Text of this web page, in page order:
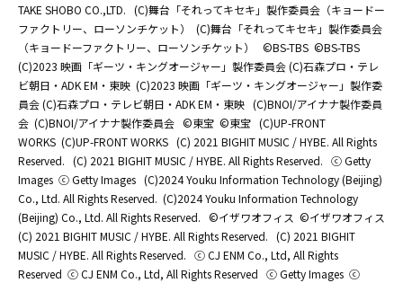
TAKE SHOBO CO.,LTD. (C)舞台「それってキセキ」製作委員会（キョードー
ファクトリー、ローソンチケット）
(C)舞台「それってキセキ」製作委員会
（キョードーファクトリー、ローソンチケット）
©BS-TBS ©BS-TBS
(C)2023 映画「ギーツ・キングオージャー」製作委員会 (C)石森プロ・テレ
ビ朝日・ADK EM・東映 (C)2023 映画「ギーツ・キングオージャー」製作委
員会 (C)石森プロ・テレビ朝日・ADK EM・東映 (C)BNOI/アイナナ製作委員
会 (C)BNOI/アイナナ製作委員会 ©東宝 ©東宝 (C)UP-FRONT
WORKS (C)UP-FRONT WORKS (C) 2021 BIGHIT MUSIC / HYBE. All Rights
Reserved. (C) 2021 BIGHIT MUSIC / HYBE. All Rights Reserved. ⓒ Getty
Images ⓒ Getty Images (C)2024 Youku Information Technology (Beijing)
Co., Ltd. All Rights Reserved. (C)2024 Youku Information Technology
(Beijing) Co., Ltd. All Rights Reserved. ©イザワオフィス ©イザワオフィス
(C) 2021 BIGHIT MUSIC / HYBE. All Rights Reserved. (C) 2021 BIGHIT
MUSIC / HYBE. All Rights Reserved. ⓒ CJ ENM Co., Ltd, All Rights
Reserved ⓒ CJ ENM Co., Ltd, All Rights Reserved ⓒ Getty Images ⓒ